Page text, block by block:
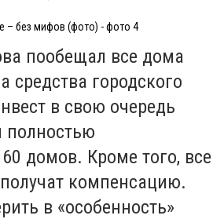
– без мифов (фото) - фото 4
пообещал все дома
средства городского
в свою очередь
полностью
домов. Кроме того, все
компенсацию.
в «особенность»